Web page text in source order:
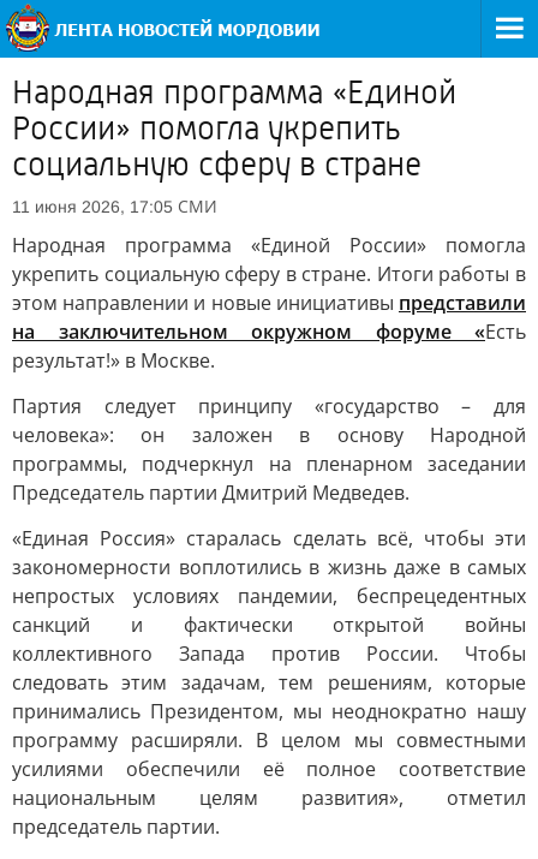
Народная программа «Единой
России» помогла укрепить
социальную сферу в стране
11 июня 2026, 17:05 СМИ
Народная программа «Единой России» помогла
укрепить социальную сферу в стране. Итоги работы в
этом направлении и новые инициативы представили
на заключительном окружном форуме «Есть
результат!» в Москве.
Партия следует принципу «государство – для
человека»: он заложен в основу Народной
программы, подчеркнул на пленарном заседании
Председатель партии Дмитрий Медведев.
«Единая Россия» старалась сделать всё, чтобы эти
закономерности воплотились в жизнь даже в самых
непростых условиях пандемии, беспрецедентных
санкций и фактически открытой войны
коллективного Запада против России. Чтобы
следовать этим задачам, тем решениям, которые
принимались Президентом, мы неоднократно нашу
программу расширяли. В целом мы совместными
усилиями обеспечили её полное соответствие
национальным целям развития», отметил
председатель партии.